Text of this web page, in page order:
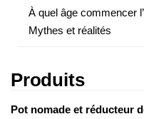
À quel âge commencer
Mythes et réalités
Produits
Pot nomade et réducteur